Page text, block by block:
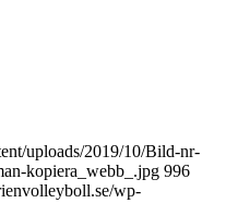
uploads/2019/10/Bild-nr-
kopiera_webb_.jpg 996
wp-